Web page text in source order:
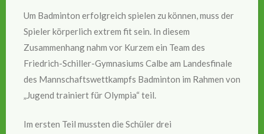
Um Badminton erfolgreich spielen zu können, muss der
Spieler körperlich extrem fit sein. In diesem
Zusammenhang nahm vor Kurzem ein Team des
Friedrich-Schiller-Gymnasiums Calbe am Landesfinale
des Mannschaftswettkampfs Badminton im Rahmen von
„Jugend trainiert für Olympia“ teil.
Im ersten Teil mussten die Schüler drei